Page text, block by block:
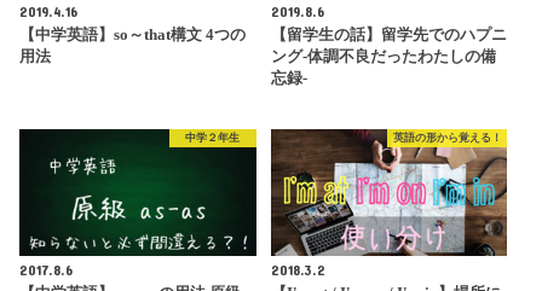
2019.4.16
【中学英語】so～that構文 4つの
用法
2019.8.6
【留学生の話】留学先でのハプニ
ング-体調不良だったわたしの備
忘録-
中学２年生
2017.8.6
英語の形から覚える！
2018.3.2